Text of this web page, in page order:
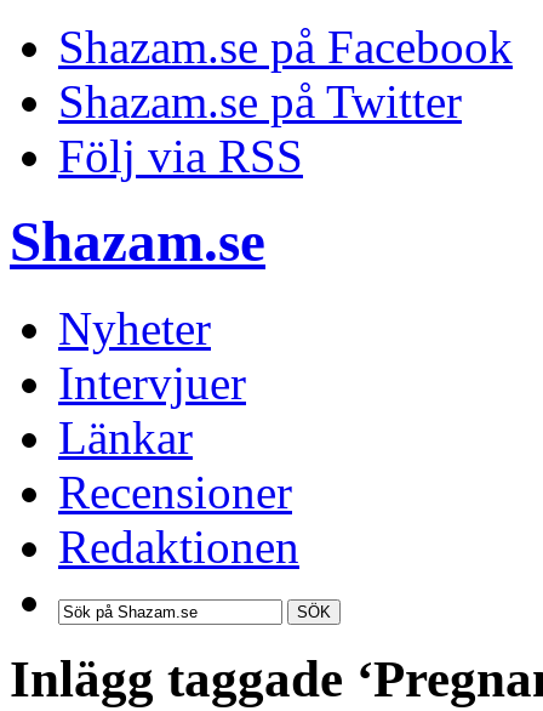
Shazam.se på Facebook
Shazam.se på Twitter
Följ via RSS
Shazam.se
Nyheter
Intervjuer
Länkar
Recensioner
Redaktionen
SÖK
Inlägg taggade